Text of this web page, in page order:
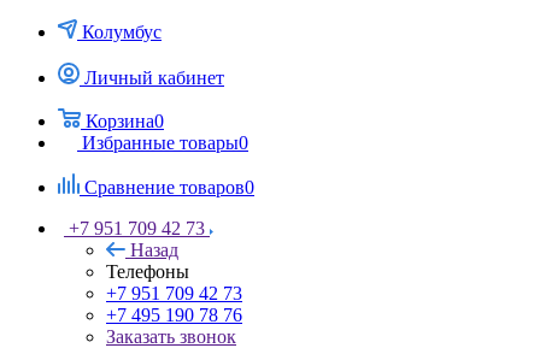
Колумбус
Личный кабинет
Корзина0
Избранные товары0
Сравнение товаров0
+7 951 709 42 73
Назад
Телефоны
+7 951 709 42 73
+7 495 190 78 76
Заказать звонок